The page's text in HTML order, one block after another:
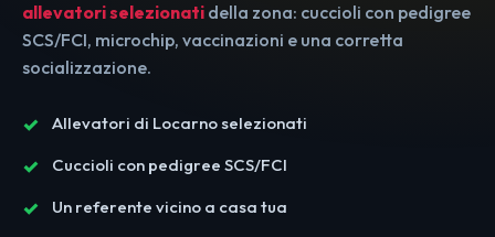
allevatori selezionati della zona: cuccioli con pedigree
SCS/FCI, microchip, vaccinazioni e una corretta
socializzazione.
Allevatori di Locarno selezionati
Cuccioli con pedigree SCS/FCI
Un referente vicino a casa tua